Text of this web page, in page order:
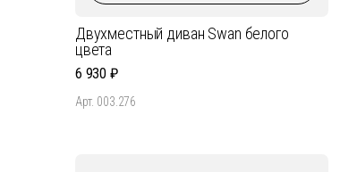
Двухместный диван Swan белого
цвета
6 930
Арт. 003.276